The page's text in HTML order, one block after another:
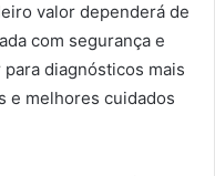
valor dependerá de
com segurança e
diagnósticos mais
e melhores cuidados